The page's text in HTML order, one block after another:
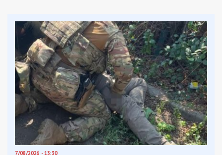
7/08/2026 - 13:30